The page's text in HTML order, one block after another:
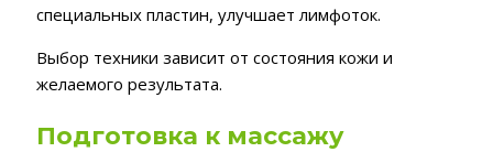
специальных пластин, улучшает лимфоток.
Выбор техники зависит от состояния кожи и
желаемого результата.
Подготовка к массажу